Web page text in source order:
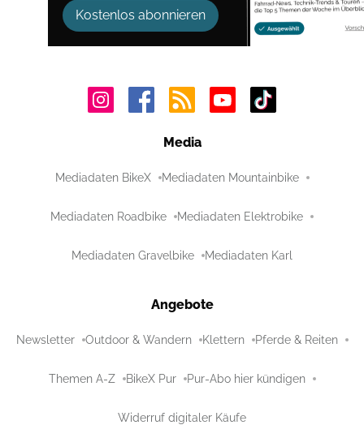
Kostenlos abonnieren
Media
Mediadaten BikeX Mediadaten Mountainbike
Mediadaten Roadbike Mediadaten Elektrobike
Mediadaten Gravelbike Mediadaten Karl
Angebote
Newsletter Outdoor & Wandern Klettern Pferde & Reiten
Themen A-Z BikeX Pur Pur-Abo hier kündigen
Widerruf digitaler Käufe